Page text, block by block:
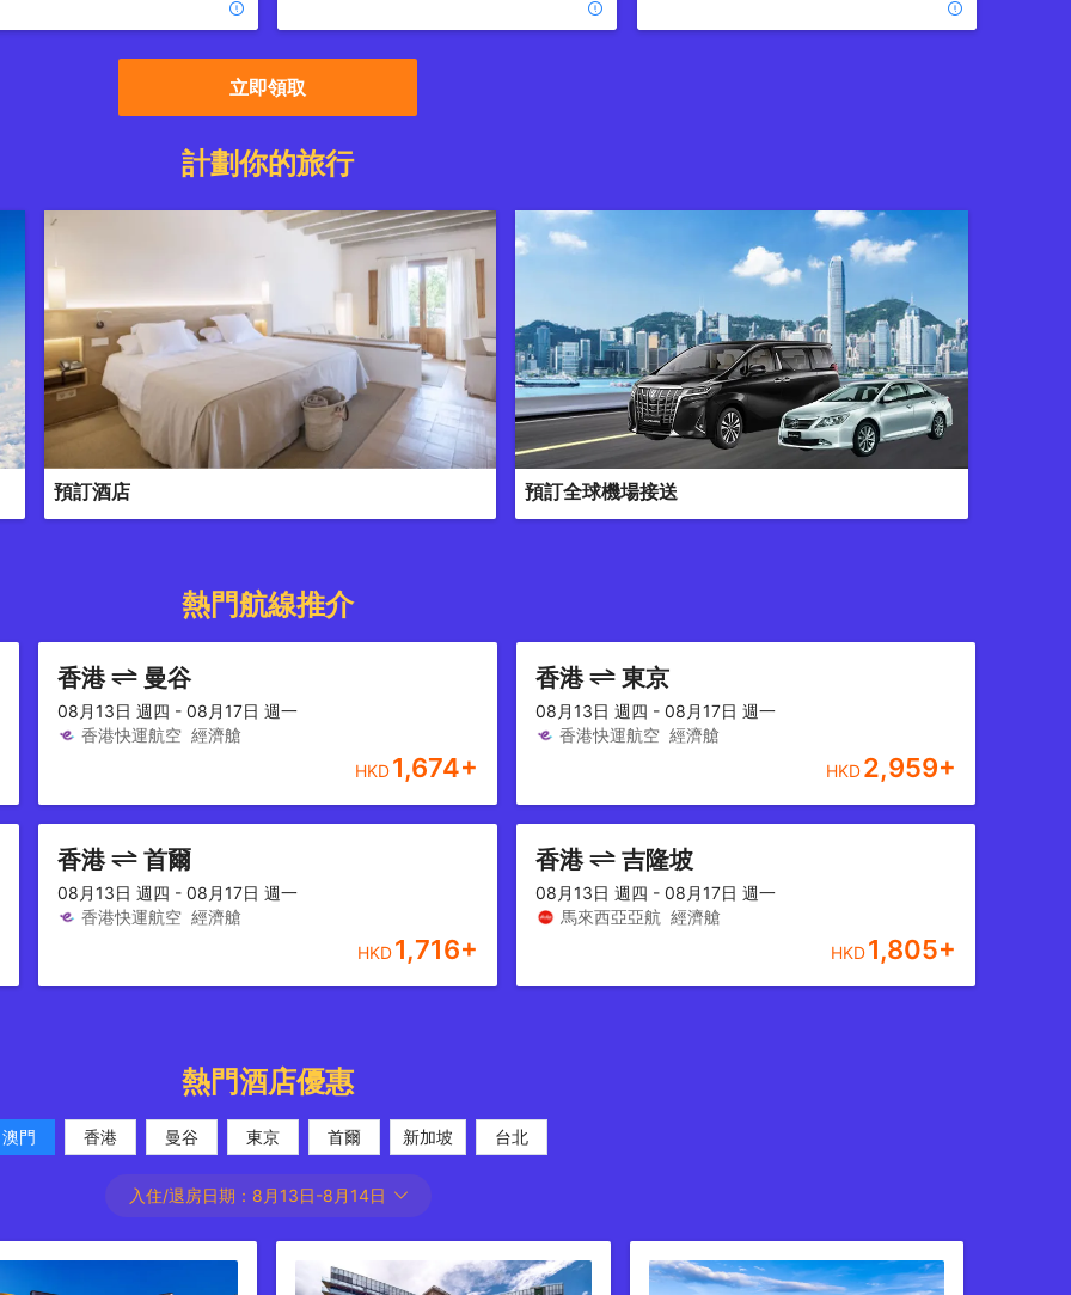
立即領取
計劃你的旅行
預訂酒店 預訂全球機場接送
熱門航線推介
香港 曼谷
08月13日 週四 - 08月17日 週一
香港快運航空 經濟艙
HKD1,674+
香港 東京
08月13日 週四 - 08月17日 週一
香港快運航空 經濟艙
HKD2,959+
香港 首爾
08月13日 週四 - 08月17日 週一
香港快運航空 經濟艙
HKD1,716+
香港 吉隆坡
08月13日 週四 - 08月17日 週一
馬來西亞亞航 經濟艙
HKD1,805+
熱門酒店優惠
澳門 香港 曼谷 東京 首爾 新加坡 台北
入住/退房日期： 8月13日-8月14日